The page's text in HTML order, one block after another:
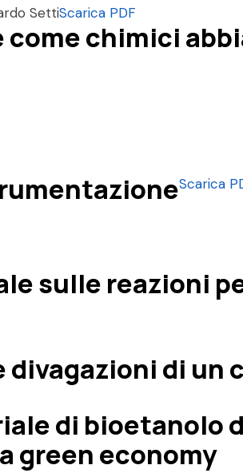
SettiScarica PDF
come chimici
Scarica
sulle reazioni
divagazioni di un
di bioetanolo
green economy